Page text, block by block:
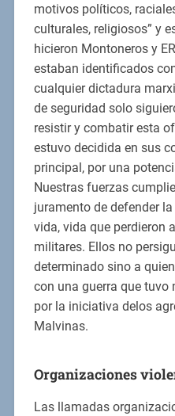
motivos políticos,
culturales, religiosos” y
hicieron Montoneros y
estaban identificados
cualquier dictadura
de seguridad solo
resistir y combatir esta
estuvo decidida en sus
principal, por una
Nuestras fuerzas
juramento de defender
vida, vida que perdieron
militares. Ellos no
determinado sino a
con una guerra que tuvo
por la iniciativa delos
Malvinas.
Organizaciones
Las llamadas